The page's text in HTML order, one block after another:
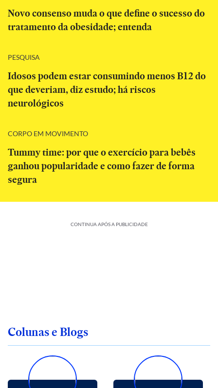
Novo consenso muda o que define o sucesso do
tratamento da obesidade; entenda
PESQUISA
Idosos podem estar consumindo menos B12 do
que deveriam, diz estudo; há riscos
neurológicos
CORPO EM MOVIMENTO
Tummy time: por que o exercício para bebês
ganhou popularidade e como fazer de forma
segura
CONTINUA APÓS A PUBLICIDADE
Colunas e Blogs